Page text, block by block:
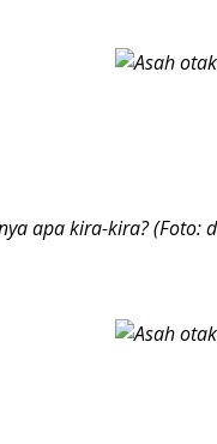
apa kira-kira? (Foto: